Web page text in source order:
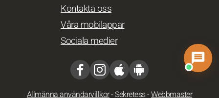
Kontakta oss
Våra mobilappar
Sociala medier
Allmänna användarvillkor-Sekretess-Webbmaster